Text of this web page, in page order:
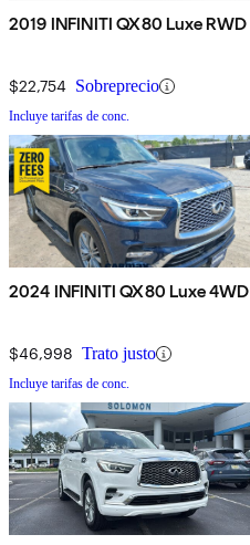
2019 INFINITI QX80 Luxe RWD
$22,754 Sobreprecio
Incluye tarifas de conc.
2024 INFINITI QX80 Luxe 4WD
$46,998 Trato justo
Incluye tarifas de conc.